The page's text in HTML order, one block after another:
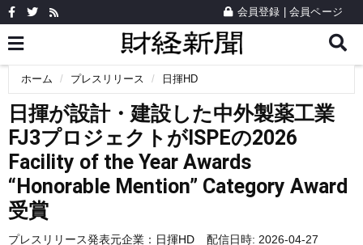
会員登録 会員ページ
ホーム プレスリリース 日揮HD
日揮が設計・建設した中外製薬工業
FJ3プロジェクトがISPEの2026
Facility of the Year Awards
“Honorable Mention” Category Award
受賞
プレスリリース発表元企業： 日揮HD
配信日時: 2026-04-27